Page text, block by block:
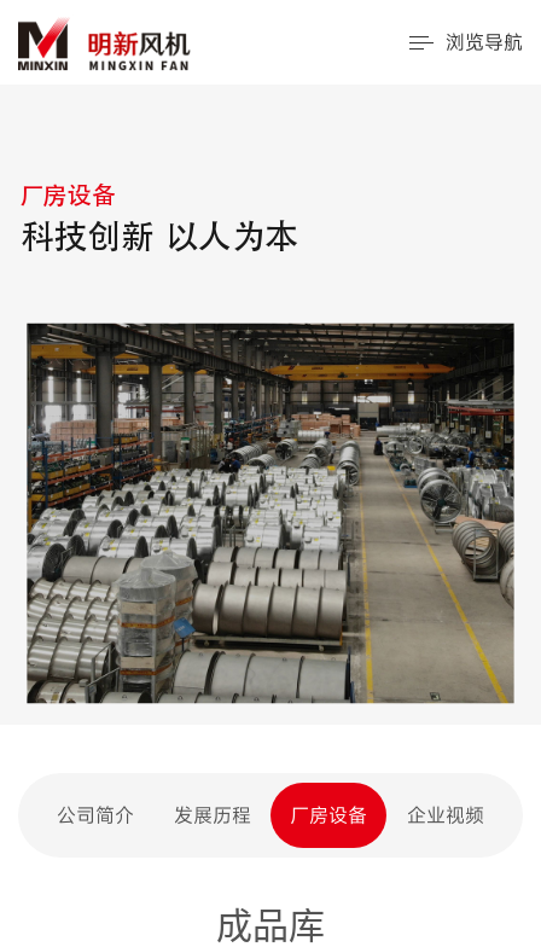
浏览导航
厂房设备
科技创新 以人为本
公司简介 发展历程 厂房设备 企业视频
成品库